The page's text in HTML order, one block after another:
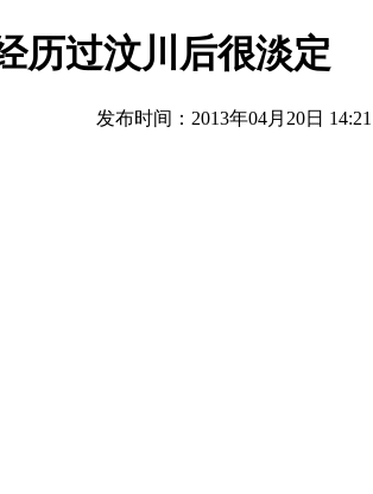
历过汶川后很淡定
发布时间：2013年04月20日 14:21